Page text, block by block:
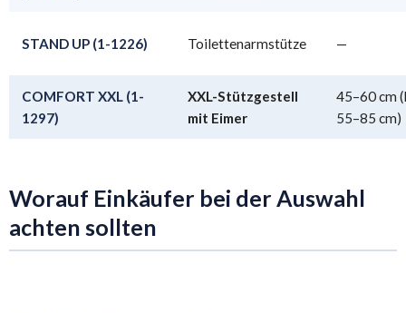
STAND UP (1-1226) Toilettenarmstütze —
COMFORT XXL (1-
1297)
XXL-Stützgestell
mit Eimer
45–60 cm
55–85 cm)
Worauf Einkäufer bei der Auswahl
achten sollten